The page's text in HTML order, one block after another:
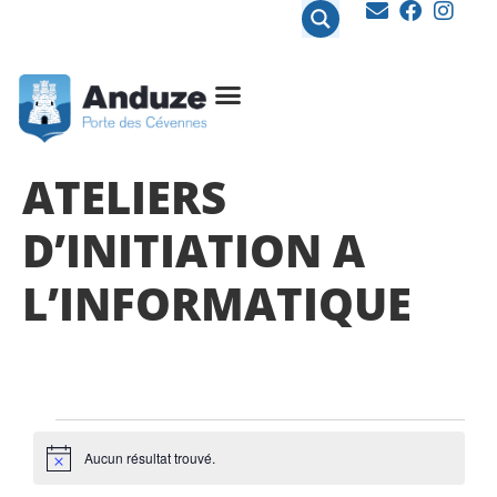
ATELIERS
D’INITIATION A
L’INFORMATIQUE
Notice Aucun résultat trouvé.